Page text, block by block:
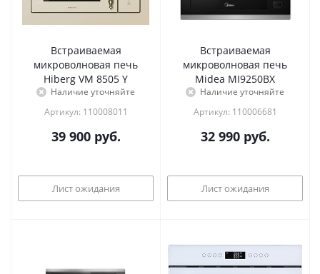
Встраиваемая
микроволновая печь
Hiberg VM 8505 Y
Наличие уточняйте
Артикул: 110008011
39 900руб.
Лист ожидания
Встраиваемая
микроволновая печь
Midea MI9250BX
Наличие уточняйте
Артикул: 110006681
32 990руб.
Лист ожидания